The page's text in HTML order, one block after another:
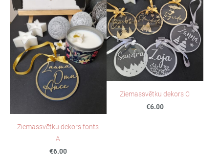
Ziemassvētku dekors fonts
A
€6.00
Ziemassvētku dekors C
€6.00